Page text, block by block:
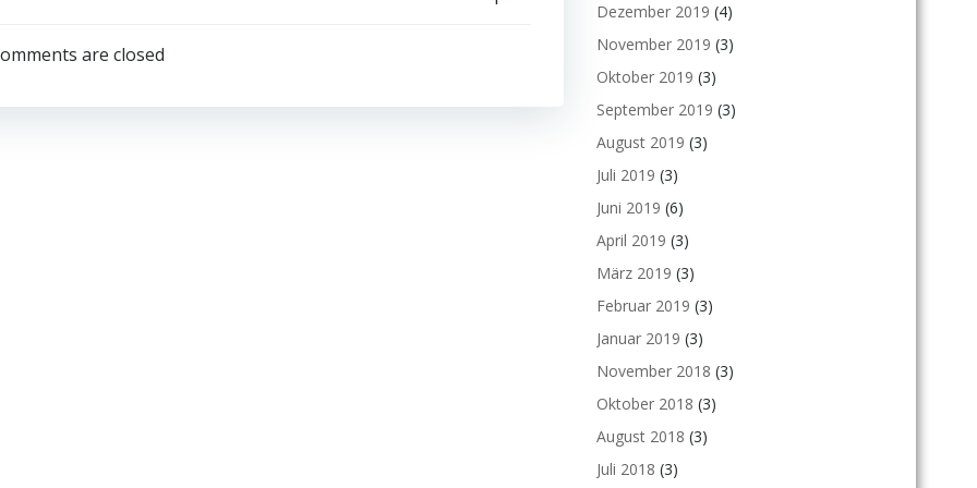
navigation
are closed
Dezember 2019 (4)
November 2019 (3)
Oktober 2019 (3)
September 2019 (3)
August 2019 (3)
Juli 2019 (3)
Juni 2019 (6)
April 2019 (3)
März 2019 (3)
Februar 2019 (3)
Januar 2019 (3)
November 2018 (3)
Oktober 2018 (3)
August 2018 (3)
Juli 2018 (3)